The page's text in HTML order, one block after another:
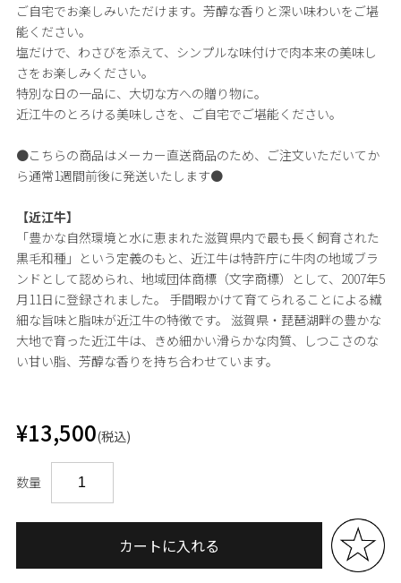
ご自宅でお楽しみいただけます。芳醇な香りと深い味わいをご堪
能ください。
塩だけで、わさびを添えて、シンプルな味付けで肉本来の美味し
さをお楽しみください。
特別な日の一品に、大切な方への贈り物に。
近江牛のとろける美味しさを、ご自宅でご堪能ください。
●こちらの商品はメーカー直送商品のため、ご注文いただいてか
ら通常1週間前後に発送いたします●
【近江牛】
「豊かな自然環境と水に恵まれた滋賀県内で最も長く飼育された
黒毛和種」という定義のもと、近江牛は特許庁に牛肉の地域ブラ
ンドとして認められ、地域団体商標（文字商標）として、2007年5
月11日に登録されました。 手間暇かけて育てられることによる繊
細な旨味と脂味が近江牛の特徴です。 滋賀県・琵琶湖畔の豊かな
大地で育った近江牛は、きめ細かい滑らかな肉質、しつこさのな
い甘い脂、芳醇な香りを持ち合わせています。
¥13,500(税込)
数量
カートに入れる